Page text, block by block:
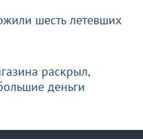
шесть летевших
раскрыл,
деньги